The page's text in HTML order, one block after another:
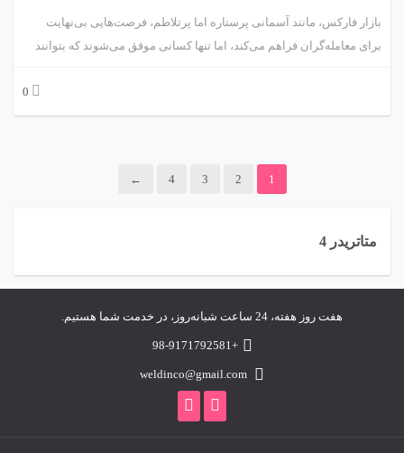
بازار فارکس، مانند آسمانی پرستاره اما پرتلاطم، فرصت‌هایی بی‌نهایت
برای معامله‌گران فراهم می‌کند، اما تنها کسانی موفق می‌شوند که بتوانند
شکارچی ماهر عمل می‌کند که با رصد قدرت فروشندگان (Bears) در بازار،
Bears Power، توسعه‌یافته توسط الکساندر الدر، ابزاری کلیدی برای تحلیل
قدرت فروشندگان در برابر خریداران است و به معامله‌گران کمک می‌کند تا
مکانیزم‌ها، مزایا، چالش‌ها و کاربردهای این ربات است. آماده‌اید تا بازار را از
0
1
2
3
4
←
متاتريدر 4
هفت روز هفته، 24 ساعت شبانه‌روز، در خدمت شما هستیم.
+98-9171792581
weldinco@gmail.com